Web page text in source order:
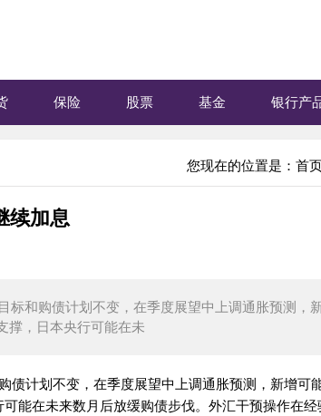
保险 股票 基金 银行产
您现在的位置是： 首
续加息
和购债计划不变，在季度展望中上调通胀预测，
撑，日本央行可能在未
计划不变，在季度展望中上调通胀预测，新增可
能在未来数月后放缓购债步伐。外汇干预操作在经